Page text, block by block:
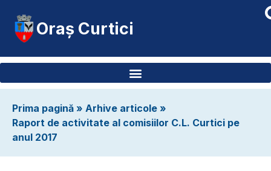
Oraș Curtici
Prima pagină » Arhive articole »
Raport de activitate al comisiilor C.L. Curtici pe
anul 2017